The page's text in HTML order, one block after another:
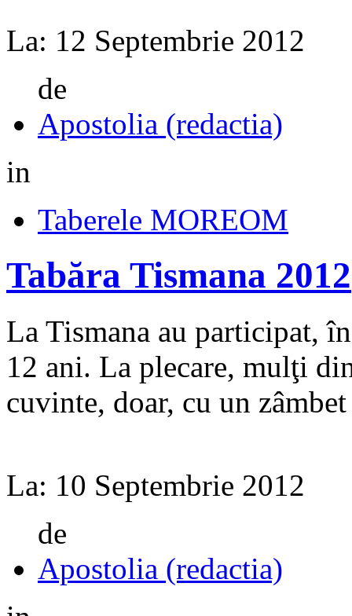
La: 12 Septembrie 2012
de
Apostolia (redactia)
in
Taberele MOREOM
Tabăra Tismana 2012
La Tismana au participat,
12 ani. La plecare, mulţi
cuvinte, doar, cu un
La: 10 Septembrie 2012
de
Apostolia (redactia)